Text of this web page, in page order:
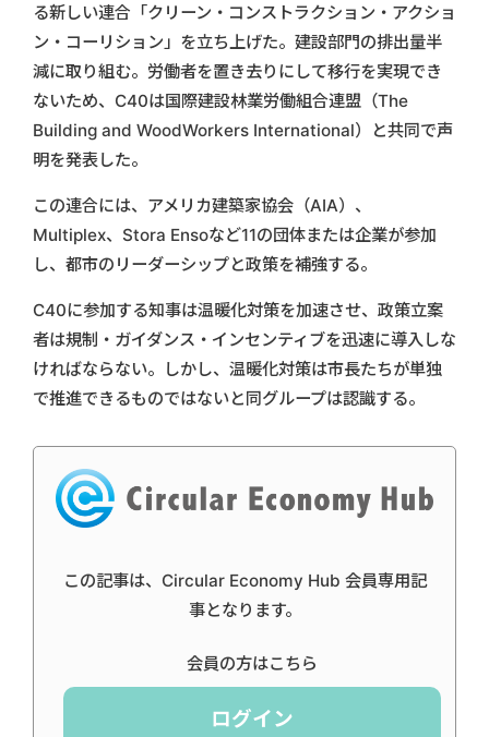
る新しい連合「クリーン・コンストラクション・アクショ
ン・コーリション」を立ち上げた。建設部門の排出量半
減に取り組む。労働者を置き去りにして移行を実現でき
ないため、C40は国際建設林業労働組合連盟（The
Building and WoodWorkers International）と共同で声
明を発表した。
この連合には、アメリカ建築家協会（AIA）、
Multiplex、Stora Ensoなど11の団体または企業が参加
し、都市のリーダーシップと政策を補強する。
C40に参加する知事は温暖化対策を加速させ、政策立案
者は規制・ガイダンス・インセンティブを迅速に導入しな
ければならない。しかし、温暖化対策は市長たちが単独
で推進できるものではないと同グループは認識する。
この記事は、Circular Economy Hub 会員専用記
事となります。
会員の方はこちら
ログイン